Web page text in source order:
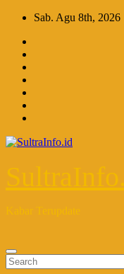
Skip
content
Sab. Agu 8th, 2026
Kabar Terupdate